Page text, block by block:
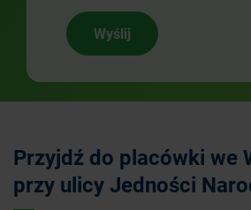
Wyślij
Przyjdź do placówki we
przy ulicy Jedności